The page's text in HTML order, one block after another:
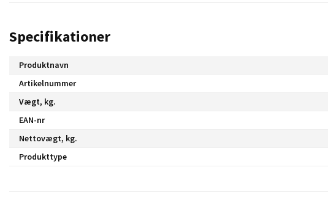
Specifikationer
Produktnavn
Artikelnummer
Vægt, kg.
EAN-nr
Nettovægt, kg.
Produkttype